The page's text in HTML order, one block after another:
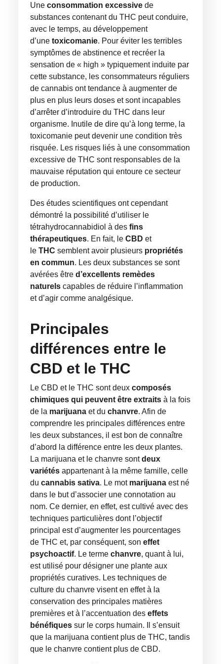
Uneconsommation excessive de
substances contenant du THC peut conduire,
avec le temps, au développement
d’unetoxicomanie. Pour éviter les terribles
symptômes de abstinence et recréer la
sensation de « high » typiquement induite par
cette substance, les consommateurs réguliers
de cannabis ont tendance à augmenter de
plus en plus leurs doses et sont incapables
d’arrêter d’introduire du THC dans leur
organisme. Inutile de dire qu’à long terme, la
toxicomanie peut devenir une condition très
risquée. Les risques liés à une consommation
excessive de THC sont responsables de la
mauvaise réputation qui entoure ce secteur
de production.
Des études scientifiques ont cependant
démontré la possibilité d’utiliser le
tétrahydrocannabidiol à desfins
thérapeutiques. En fait, leCBD et
leTHC semblent avoir plusieurs propriétés
en commun. Les deux substances se sont
avérées êtred’excellents remèdes
naturels capables de réduire l’inflammation
et d’agir comme analgésique.
Principales
différences entre le
CBD et le THC
Le CBD et le THC sont deuxcomposés
chimiques qui peuvent être extraits à la fois
de la marijuana et duchanvre. Afin de
comprendre les principales différences entre
les deux substances, il est bon de connaître
d’abord la différence entre les deux plantes.
La marijuana et le chanvre sontdeux
variétés appartenant à la même famille, celle
ducannabis sativa. Le mot marijuana est né
dans le but d’associer une connotation au
nom. Ce dernier, en effet, est cultivé avec des
techniques particulières dont l’objectif
principal est d’augmenter les pourcentages
de THC et, par conséquent, soneffet
psychoactif. Le termechanvre, quant à lui,
est utilisé pour désigner une plante aux
propriétés curatives. Les techniques de
culture du chanvre visent en effet à la
conservation des principales matières
premières et à l’accentuation deseffets
bénéfiques sur le corps humain. Il s’ensuit
que la marijuana contient plus de THC, tandis
que le chanvre contient plus de CBD.